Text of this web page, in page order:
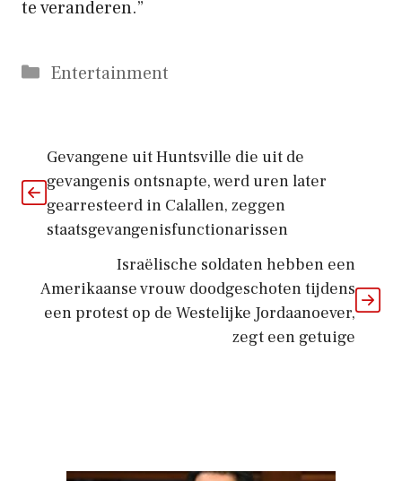
te veranderen.”
Categorieën
Entertainment
Gevangene uit Huntsville die uit de
gevangenis ontsnapte, werd uren later
gearresteerd in Calallen, zeggen
staatsgevangenisfunctionarissen
Israëlische soldaten hebben een
Amerikaanse vrouw doodgeschoten tijdens
een protest op de Westelijke Jordaanoever,
zegt een getuige